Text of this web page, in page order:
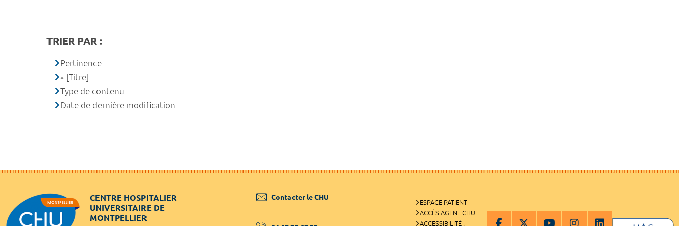
TRIER PAR :
Pertinence
[Titre]
Type de contenu
Date de dernière modification
CENTRE HOSPITALIER
UNIVERSITAIRE DE
MONTPELLIER
Contacter le CHU
ESPACE PATIENT
ACCÈS AGENT CHU
ACCESSIBILITÉ :